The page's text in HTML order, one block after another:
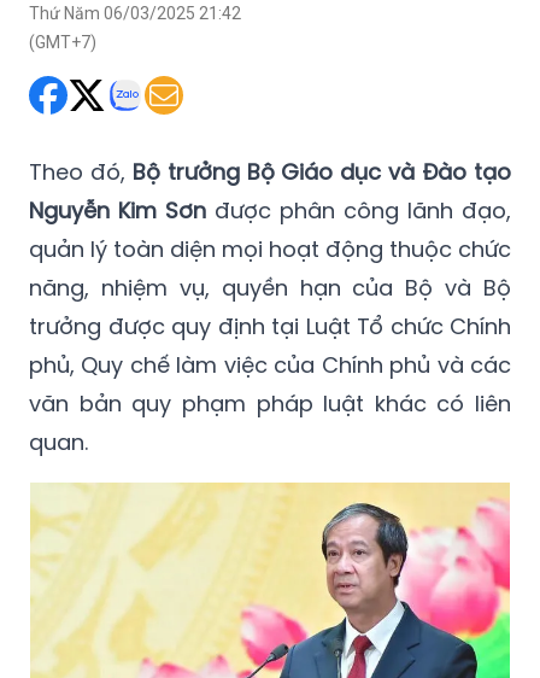
Thứ Năm 06/03/2025 21:42
(GMT+7)
Theo đó, Bộ trưởng Bộ Giáo dục và Đào tạo
Nguyễn Kim Sơn được phân công lãnh đạo,
quản lý toàn diện mọi hoạt động thuộc chức
năng, nhiệm vụ, quyền hạn của Bộ và Bộ
trưởng được quy định tại Luật Tổ chức Chính
phủ, Quy chế làm việc của Chính phủ và các
văn bản quy phạm pháp luật khác có liên
quan.